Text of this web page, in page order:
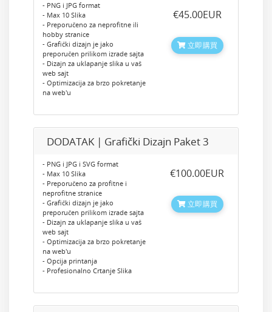
- PNG i JPG format
- Max 10 Slika
- Preporučeno za neprofitne ili
hobby stranice
- Grafički dizajn je jako
preporučen prilikom izrade sajta
- Dizajn za uklapanje slika u vaš
web sajt
- Optimizacija za brzo pokretanje
na web'u
‎€45.00EUR
立即購買
DODATAK | Grafički Dizajn Paket 3
- PNG i JPG i SVG format
- Max 10 Slika
- Preporučeno za profitne i
neprofitne stranice
- Grafički dizajn je jako
preporučen prilikom izrade sajta
- Dizajn za uklapanje slika u vaš
web sajt
- Optimizacija za brzo pokretanje
na web'u
- Opcija printanja
- Profesionalno Crtanje Slika
‎€100.00EUR
立即購買